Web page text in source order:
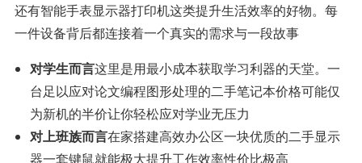
还有智能手表显示器打印机这类提升生活效率的好物。每
一件设备背后都连接着一个真实的需求与一段故事
对学生而言这里是用最小成本获取学习利器的天堂。一
台足以应对论文编程图形处理的二手笔记本价格可能仅
为新机的半价让你轻松应对学业无压力
对上班族而言在家搭建高效办公区一块优质的二手显示
器一套键鼠就能极大提升工作效率性价比极高